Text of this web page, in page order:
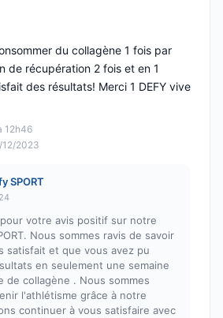
12h46
12/2023
du collagène 1 fois par
de récupération 2 fois et en 1
des résultats! Merci 1 DEFY vive
SPORT
votre avis positif sur notre
Nous sommes ravis de savoir
satisfait et que vous avez pu
en seulement une semaine
de collagène . Nous sommes
l'athlétisme grâce à notre
continuer à vous satisfaire avec